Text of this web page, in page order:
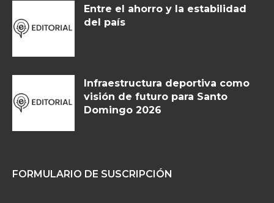
Entre el ahorro y la estabilidad
del país
Infraestructura deportiva como
visión de futuro para Santo
Domingo 2026
FORMULARIO DE SUSCRIPCIÓN